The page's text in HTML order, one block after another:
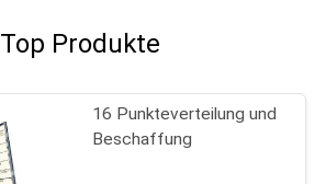
Top Produkte
16 Punkteverteilung und
Beschaffung